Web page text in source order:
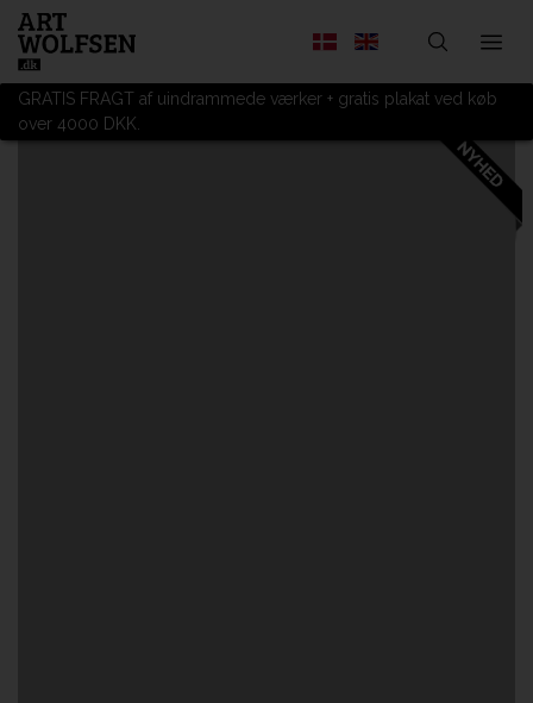
GRATIS FRAGT af uindrammede værker + gratis plakat ved køb
over 4000 DKK.